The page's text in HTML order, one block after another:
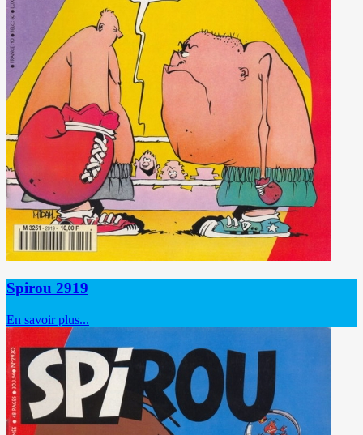
Spirou 2919
En savoir plus...